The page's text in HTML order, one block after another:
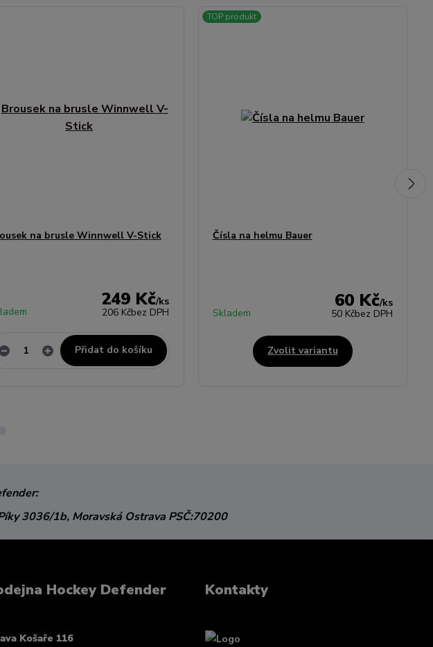
na brusle Winnwell V-Stick
249 Kč/ks
206 Kčbez DPH
Přidat do košíku
TOP produkt
Čísla na helmu Bauer
60 Kč/ks
50 Kčbez DPH
Skladem
Zvolit variantu
3036/1b, Moravská Ostrava PSČ:70200
Hockey Defender
Košaře 116
Kontakty